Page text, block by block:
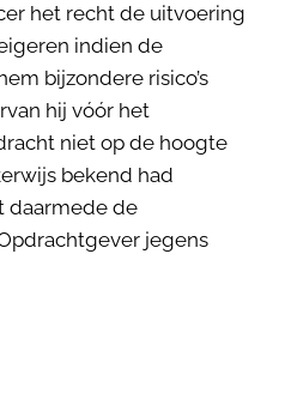
het recht de uitvoering
indien de
bijzondere risico’s
hij vóór het
niet op de hoogte
bekend had
daarmede de
jegens